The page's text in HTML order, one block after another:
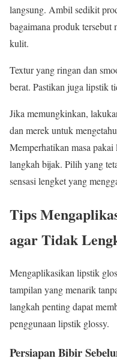
langsung. Ambil sedikit
bagaimana produk tersebut
kulit.
Textur yang ringan dan
berat. Pastikan juga lipstik
Jika memungkinkan,
dan merek untuk
Memperhatikan masa
langkah bijak. Pilih yang
sensasi lengket yang
Tips
agar Tidak
Mengaplikasikan lipstik
tampilan yang menarik
langkah penting dapat
penggunaan lipstik glossy.
Persiapan Bibir